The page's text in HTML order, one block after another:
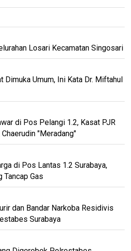
Losari Kecamatan Singosari
Dimuka Umum, Ini Kata Dr. Miftahul
di Pos Pelangi 1.2, Kasat PJR
"Meradang"
di Pos Lantas 1.2 Surabaya,
Tancap Gas
dan Bandar Narkoba Residivis
Surabaya